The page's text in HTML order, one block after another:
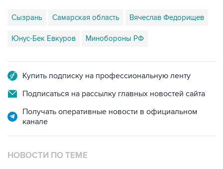
Сызрань Самарская область Вячеслав Федорищев
Юнус-Бек Евкуров Минобороны РФ
Купить подписку на профессиональную ленту
Подписаться на рассылку главных новостей сайта
Получать оперативные новости в официальном
канале
НОВОСТИ ПО ТЕМЕ